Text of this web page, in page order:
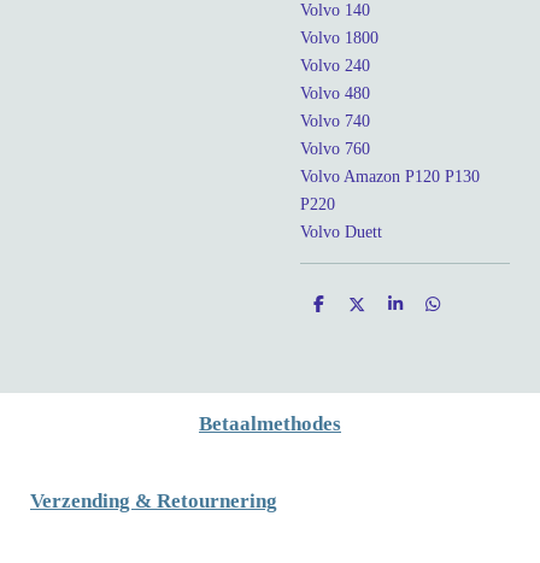
Volvo 140
Volvo 1800
Volvo 240
Volvo 480
Volvo 740
Volvo 760
Volvo Amazon P120 P130
P220
Volvo Duett
D
D
S
D
Betaalmethodes
Verzending & Retournering